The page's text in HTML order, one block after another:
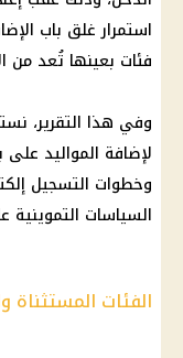
استمرار غلق باب
فئات بعينها تُعد من
وفي هذا التقرير،
لإضافة المواليد على
وخطوات التسجيل
السياسات التموينية
الفئات المستثناة